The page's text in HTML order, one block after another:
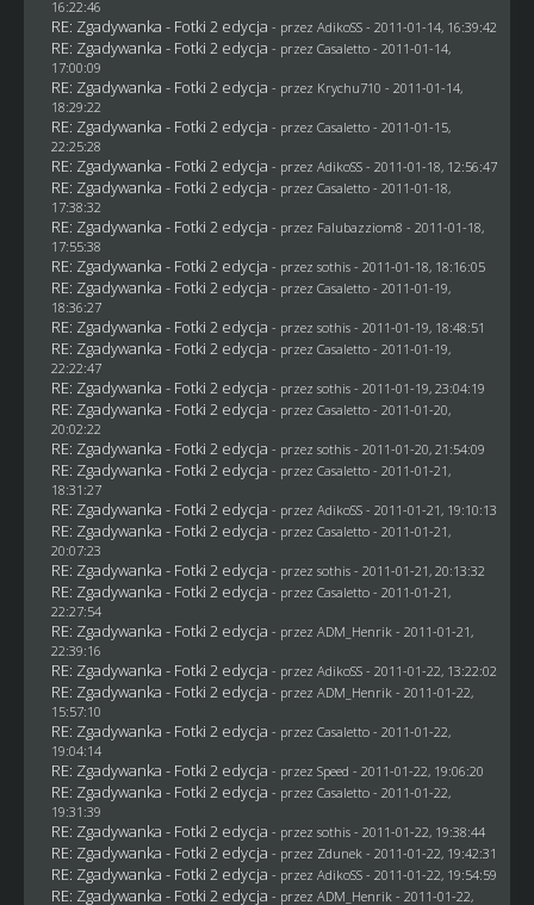
16:22:46
RE: Zgadywanka - Fotki 2 edycja - przez AdikoSS - 2011-01-14, 16:39:42
RE: Zgadywanka - Fotki 2 edycja - przez Casaletto- 2011-01-14,
17:00:09
RE: Zgadywanka - Fotki 2 edycja - przez Krychu710 - 2011-01-14,
18:29:22
RE: Zgadywanka - Fotki 2 edycja - przez Casaletto- 2011-01-15,
22:25:28
RE: Zgadywanka - Fotki 2 edycja - przez AdikoSS - 2011-01-18, 12:56:47
RE: Zgadywanka - Fotki 2 edycja - przez Casaletto- 2011-01-18,
17:38:32
RE: Zgadywanka - Fotki 2 edycja - przez Falubazziom8 - 2011-01-18,
17:55:38
RE: Zgadywanka - Fotki 2 edycja - przez sothis- 2011-01-18, 18:16:05
RE: Zgadywanka - Fotki 2 edycja - przez Casaletto- 2011-01-19,
18:36:27
RE: Zgadywanka - Fotki 2 edycja - przez sothis- 2011-01-19, 18:48:51
RE: Zgadywanka - Fotki 2 edycja - przez Casaletto- 2011-01-19,
22:22:47
RE: Zgadywanka - Fotki 2 edycja - przez sothis- 2011-01-19, 23:04:19
RE: Zgadywanka - Fotki 2 edycja - przez Casaletto- 2011-01-20,
20:02:22
RE: Zgadywanka - Fotki 2 edycja - przez sothis- 2011-01-20, 21:54:09
RE: Zgadywanka - Fotki 2 edycja - przez Casaletto- 2011-01-21,
18:31:27
RE: Zgadywanka - Fotki 2 edycja - przez AdikoSS - 2011-01-21, 19:10:13
RE: Zgadywanka - Fotki 2 edycja - przez Casaletto- 2011-01-21,
20:07:23
RE: Zgadywanka - Fotki 2 edycja - przez sothis- 2011-01-21, 20:13:32
RE: Zgadywanka - Fotki 2 edycja - przez Casaletto- 2011-01-21,
22:27:54
RE: Zgadywanka - Fotki 2 edycja - przez ADM_Henrik- 2011-01-21,
22:39:16
RE: Zgadywanka - Fotki 2 edycja - przez AdikoSS - 2011-01-22, 13:22:02
RE: Zgadywanka - Fotki 2 edycja - przez ADM_Henrik- 2011-01-22,
15:57:10
RE: Zgadywanka - Fotki 2 edycja - przez Casaletto- 2011-01-22,
19:04:14
RE: Zgadywanka - Fotki 2 edycja - przez Speed - 2011-01-22, 19:06:20
RE: Zgadywanka - Fotki 2 edycja - przez Casaletto- 2011-01-22,
19:31:39
RE: Zgadywanka - Fotki 2 edycja - przez sothis- 2011-01-22, 19:38:44
RE: Zgadywanka - Fotki 2 edycja - przez Zdunek- 2011-01-22, 19:42:31
RE: Zgadywanka - Fotki 2 edycja - przez AdikoSS - 2011-01-22, 19:54:59
RE: Zgadywanka - Fotki 2 edycja - przez ADM_Henrik- 2011-01-22,